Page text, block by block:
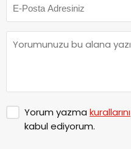
Yorum yazma kurallarını
kabul ediyorum.